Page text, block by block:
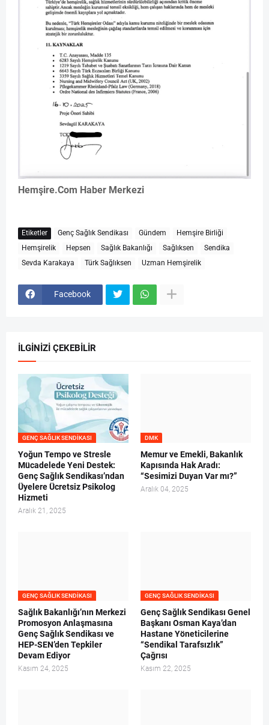
Hemşire.Com Haber Merkezi
Etiketler Genç Sağlık Sendikası Gündem
Hemşire Birliği
Hemşirelik
Hepsen Sağlık Bakanlığı Sağlıksen
Sendika
Sevda Karakaya
Türk Sağlıksen Uzman Hemşirelik
Facebook
İLGINIZI ÇEKEBILIR
GENÇ SAĞLIK SENDIKASI
Yoğun Tempo ve Stresle
Mücadelede Yeni Destek:
Genç Sağlık Sendikası’ndan
Üyelere Ücretsiz Psikolog
Hizmeti
Aralık 21, 2025
DMK
Memur ve Emekli, Bakanlık
Kapısında Hak Aradı:
“Sesimizi Duyan Var mı?”
Aralık 04, 2025
GENÇ SAĞLIK SENDIKASI
Sağlık Bakanlığı’nın Merkezi
Promosyon Anlaşmasına
Genç Sağlık Sendikası ve
HEP-SEN’den Tepkiler
Devam Ediyor
Kasım 24, 2025
GENÇ SAĞLIK SENDIKASI
Genç Sağlık Sendikası Genel
Başkanı Osman Kaya’dan
Hastane Yöneticilerine
“Sendikal Tarafsızlık”
Çağrısı
Kasım 22, 2025